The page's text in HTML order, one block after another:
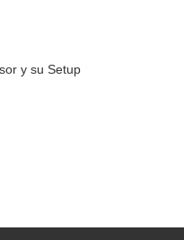
y su Setup